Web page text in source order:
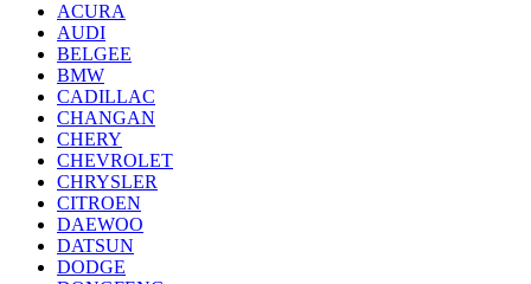
ACURA
AUDI
BELGEE
BMW
CADILLAC
CHANGAN
CHERY
CHEVROLET
CHRYSLER
CITROEN
DAEWOO
DATSUN
DODGE